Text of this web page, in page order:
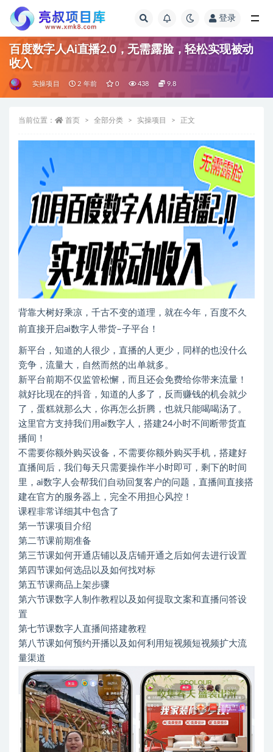
登录
百度数字人Ai直播2.0，无需露脸，轻松实现被动
收入
实操项目 2 年前 0 438 9.8
当前位置： 首页 全部分类 实操项目 正文
背靠大树好乘凉，千古不变的道理，就在今年，百度不久
前直接开启ai数字人带货–子平台！
新平台，知道的人很少，直播的人更少，同样的也没什么
竞争，流量大，自然而然的出单就多。
新平台前期不仅监管松懈，而且还会免费给你带来流量！
就好比现在的抖音，知道的人多了，反而赚钱的机会就少
了，蛋糕就那么大，你再怎么折腾，也就只能喝喝汤了。
这里官方支持我们用ai数字人，搭建24小时不间断带货直
播间！
不需要你额外购买设备，不需要你额外购买手机，搭建好
直播间后，我们每天只需要操作半小时即可，剩下的时间
里，ai数字人会帮我们自动回复客户的问题，直播间直接搭
建在官方的服务器上，完全不用担心风控！
课程非常详细其中包含了
第一节课项目介绍
第二节课前期准备
第三节课如何开通店铺以及店铺开通之后如何去进行设置
第四节课如何选品以及如何找对标
第五节课商品上架步骤
第六节课数字人制作教程以及如何提取文案和直播问答设
置
第七节课数字人直播间搭建教程
第八节课如何预约开播以及如何利用短视频短视频扩大流
量渠道